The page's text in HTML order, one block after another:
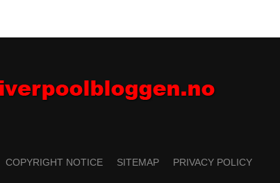
COPYRIGHT NOTICE SITEMAP PRIVACY POLICY